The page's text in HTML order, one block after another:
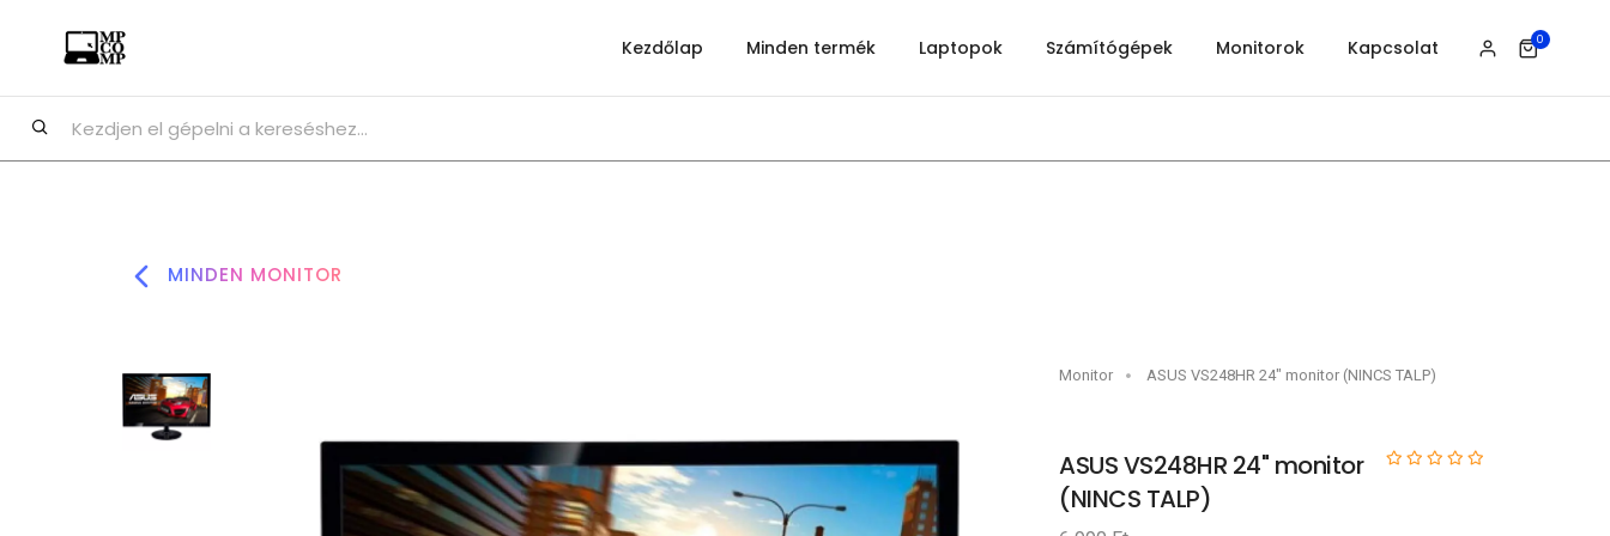
Kezdőlap Minden termék Laptopok Számítógépek Monitorok Kapcsolat 0
MINDEN MONITOR
Monitor ASUS VS248HR 24" monitor (NINCS TALP)
ASUS VS248HR 24" monitor
(NINCS TALP)